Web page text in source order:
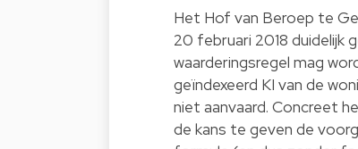
Het Hof van Beroep te
20 februari 2018 duidelijk
waarderingsregel mag
geïndexeerd KI van de
niet aanvaard. Concreet
de kans te geven de